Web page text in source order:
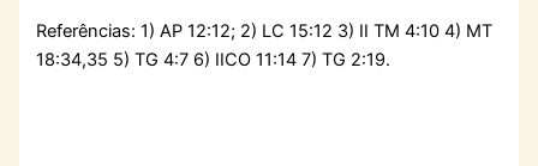
Referências: 1) AP 12:12; 2) LC 15:12 3) II TM 4:10 4) MT
18:34,35 5) TG 4:7 6) IICO 11:14 7) TG 2:19.